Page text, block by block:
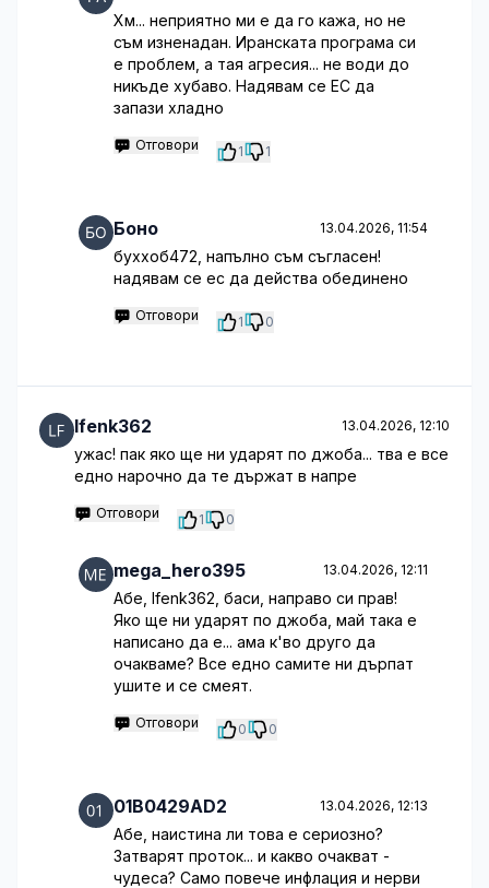
Хм... неприятно ми е да го кажа, но не
съм изненадан. Иранската програма си
е проблем, а тая агресия... не води до
никъде хубаво. Надявам се ЕС да
запази хладно
Отговори 1 1
Боно 13.04.2026, 11:54
буххоб472, напълно съм съгласен!
надявам се ес да действа обединено
Отговори 1 0
lfenk362 13.04.2026, 12:10
ужас! пак яко ще ни ударят по джоба... тва е все
едно нарочно да те държат в напре
Отговори 1 0
mega_hero395 13.04.2026, 12:11
Абе, lfenk362, баси, направо си прав!
Яко ще ни ударят по джоба, май така е
написано да е... ама к'во друго да
очакваме? Все едно самите ни дърпат
ушите и се смеят.
Отговори 0 0
01B0429AD2 13.04.2026, 12:13
Абе, наистина ли това е сериозно?
Затварят проток... и какво очакват -
чудеса? Само повече инфлация и нерви